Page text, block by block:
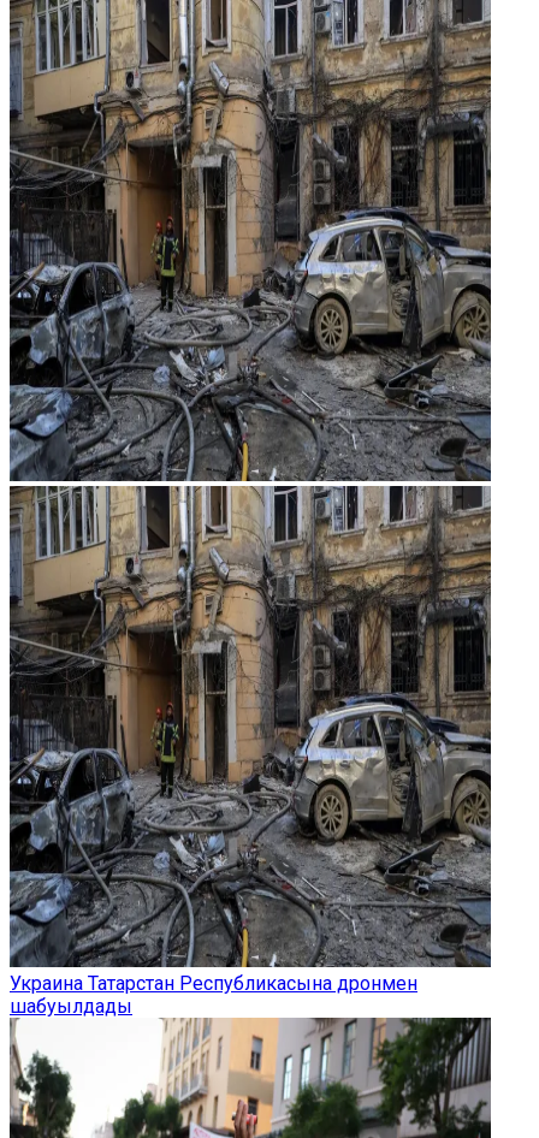
Украина Татарстан Республикасына дронмен
шабуылдады